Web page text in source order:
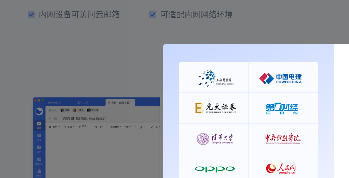
内网设备可访问云邮箱 可适配内网网络环境